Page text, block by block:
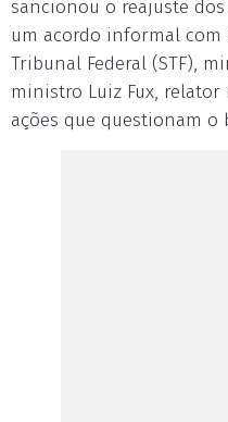
sancionou o reajuste
um acordo informal com
Tribunal Federal (STF),
ministro Luiz Fux, relator
ações que questionam o